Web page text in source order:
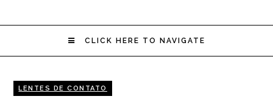
CLICK HERE TO NAVIGATE
LENTES DE CONTATO